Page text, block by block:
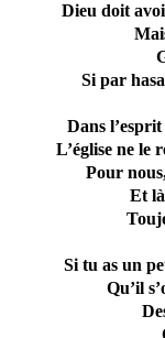
Dieu doit
Si par
Dans
L’église ne le
Pour
Et
Si tu as un
Qu’il